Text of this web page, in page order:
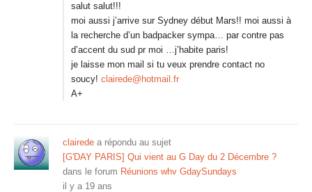
salut salut!!!
moi aussi j’arrive sur Sydney début Mars!! moi aussi à
la recherche d’un badpacker sympa… par contre pas
d’accent du sud pr moi …j’habite paris!
je laisse mon mail si tu veux prendre contact no
soucy! clairede@hotmail.fr
A+
clairede a répondu au sujet
[G'DAY PARIS] Qui vient au G Day du 2 Décembre ?
dans le forum Réunions whv GdaySundays
il y a 19 ans